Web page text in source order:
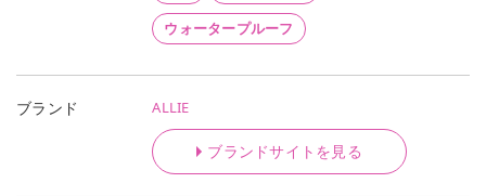
ウォータープルーフ
ブランド ALLIE
ブランドサイトを見る